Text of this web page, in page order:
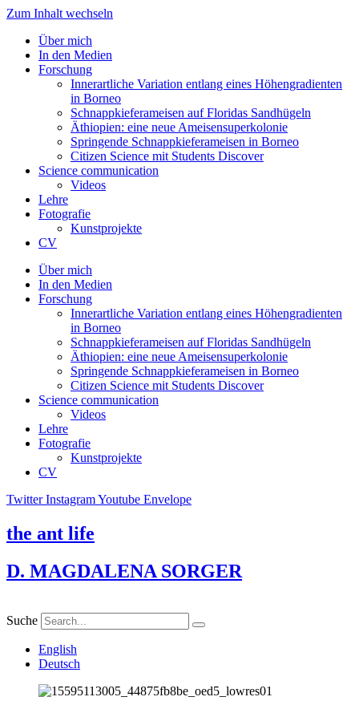
Zum Inhalt wechseln
Über mich
In den Medien
Forschung
Innerartliche Variation entlang eines Höhengradienten
in Borneo
Schnappkieferameisen auf Floridas Sandhügeln
Äthiopien: eine neue Ameisensuperkolonie
Springende Schnappkieferameisen in Borneo
Citizen Science mit Students Discover
Science communication
Videos
Lehre
Fotografie
Kunstprojekte
CV
Über mich
In den Medien
Forschung
Innerartliche Variation entlang eines Höhengradienten
in Borneo
Schnappkieferameisen auf Floridas Sandhügeln
Äthiopien: eine neue Ameisensuperkolonie
Springende Schnappkieferameisen in Borneo
Citizen Science mit Students Discover
Science communication
Videos
Lehre
Fotografie
Kunstprojekte
CV
Twitter InstagramYoutube Envelope
the ant life
D. MAGDALENA SORGER
Suche
English
Deutsch